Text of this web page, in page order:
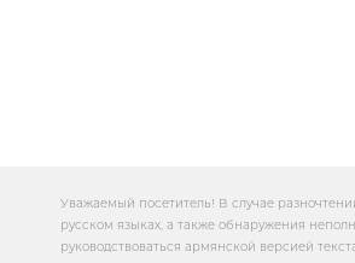
Уважаемый посетитель! В случае
русском языках, а также обнаружения
руководствоваться армянской версией